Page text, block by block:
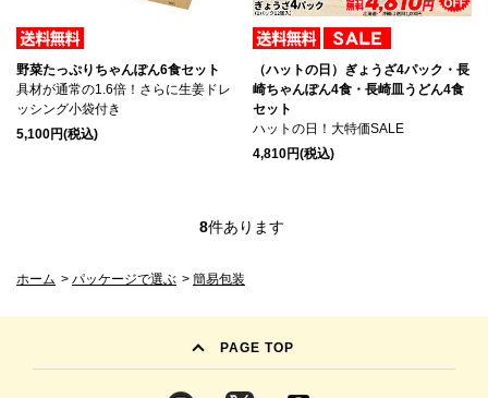
野菜たっぷりちゃんぽん6食セット
具材が通常の1.6倍！さらに生姜ドレ
ッシング小袋付き
5,100円(税込)
（ハットの日）ぎょうざ4パック・長
崎ちゃんぽん4食・長崎皿うどん4食
セット
ハットの日！大特価SALE
4,810円(税込)
8件あります
ホーム > パッケージで選ぶ > 簡易包装
PAGE TOP